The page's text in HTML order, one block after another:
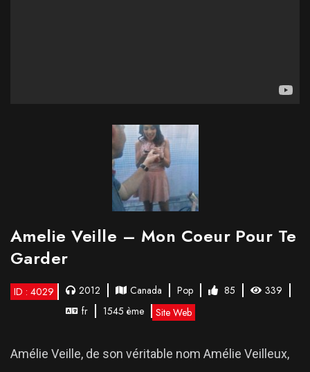
Amelie Veille – Mon Coeur Pour Te
Garder
ID : 4029 2012 Canada Pop 85
339
fr
1545 ème Site Web
Amélie Veille, de son véritable nom Amélie Veilleux,